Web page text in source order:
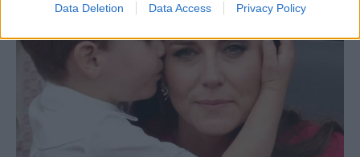
Data Deletion Data Access Privacy Policy